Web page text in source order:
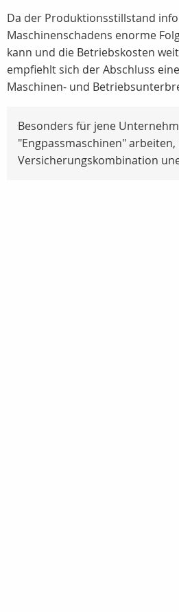
Da der Produktionsstillstand
Maschinenschadens enorme
kann und die Betriebskosten
empfiehlt sich der Abschluss
Maschinen- und
Besonders für jene
"Engpassmaschinen" arbeiten,
Versicherungskombination